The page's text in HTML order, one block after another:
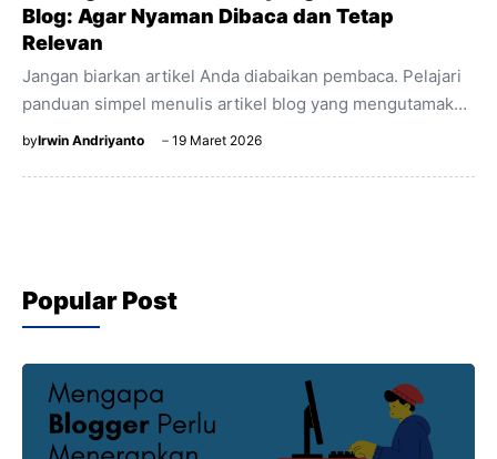
Blog: Agar Nyaman Dibaca dan Tetap
Relevan
Jangan biarkan artikel Anda diabaikan pembaca. Pelajari
panduan simpel menulis artikel blog yang mengutamakan
kenyamanan visual, keterbacaan (readability), dan SEO
byIrwin Andriyanto 19 Maret 2026
Popular Post